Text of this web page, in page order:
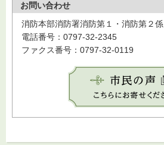
お問い合わせ
消防本部消防署消防第１・消防第２係
電話番号：0797-32-2345
ファクス番号：0797-32-0119